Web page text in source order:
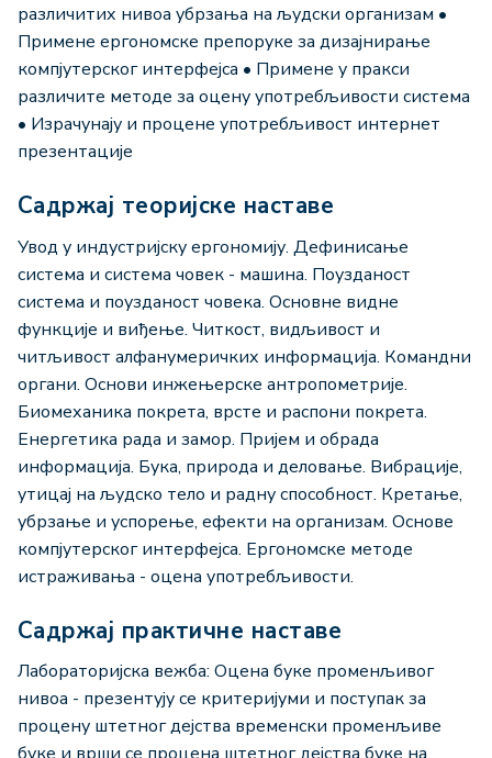
различитих нивоа убрзања на људски организам •
Примене ергономске препоруке за дизајнирање
компјутерског интерфејса • Примене у пракси
различите методе за оцену употребљивости система
• Израчунају и процене употребљивост интернет
презентације
Садржај теоријске наставе
Увод у индустријску ергономију. Дефинисање
система и система човек - машина. Поузданост
система и поузданост човека. Основне видне
функције и виђење. Читкост, видљивост и
читљивост алфанумеричких информација. Командни
органи. Основи инжењерске антропометрије.
Биомеханика покрета, врсте и распони покрета.
Енергетика рада и замор. Пријем и обрада
информација. Бука, природа и деловање. Вибрације,
утицај на људско тело и радну способност. Кретање,
убрзање и успорење, ефекти на организам. Основе
компјутерског интерфејса. Ергономске методе
истраживања - оцена употребљивости.
Садржај практичне наставе
Лабораторијска вежба: Оцена буке променљивог
нивоа - презентују се критеријуми и поступак за
процену штетног дејства временски променљиве